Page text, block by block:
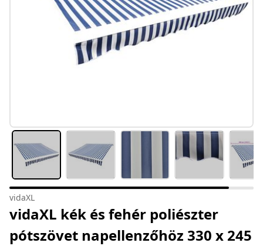
vidaXL
vidaXL kék és fehér poliészter
pótszövet napellenzőhöz 330 x 245